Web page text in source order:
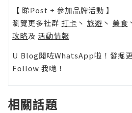
【 睇Post + 參加品牌活動 】
瀏覽更多社群 打卡 丶 旅遊 丶 美食
攻略及 活動情報
U Blog開咗WhatsApp啦！發掘
Follow 我哋 ！
相關話題